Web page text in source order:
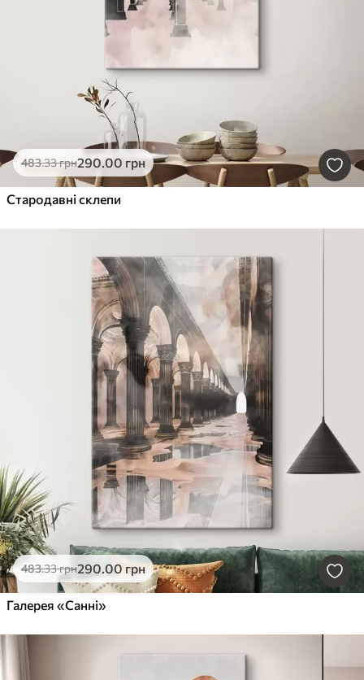
483.33грн290.00 грн
Стародавні склепи
483.33грн290.00 грн
Галерея «Санні»